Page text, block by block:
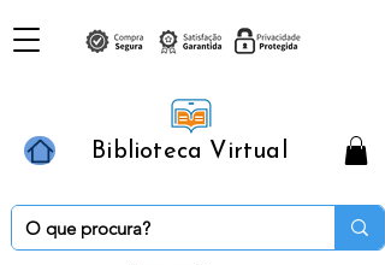
Biblioteca Virtual